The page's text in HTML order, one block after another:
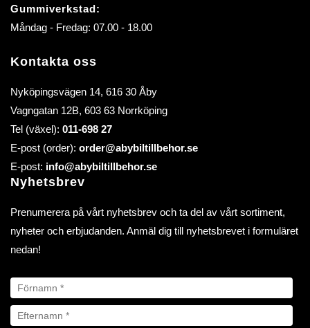
Gummiverkstad:
Måndag - Fredag: 07.00 - 18.00
Kontakta oss
Nyköpingsvägen 14, 616 30 Åby
Vagngatan 12B, 603 63 Norrköping
Tel (växel): 011-698 27
E-post (order): order@abybiltillbehor.se
E-post: info@abybiltillbehor.se
Nyhetsbrev
Prenumerera på vårt nyhetsbrev och ta del av vårt sortiment,
nyheter och erbjudanden. Anmäl dig till nyhetsbrevet i formuläret
nedan!